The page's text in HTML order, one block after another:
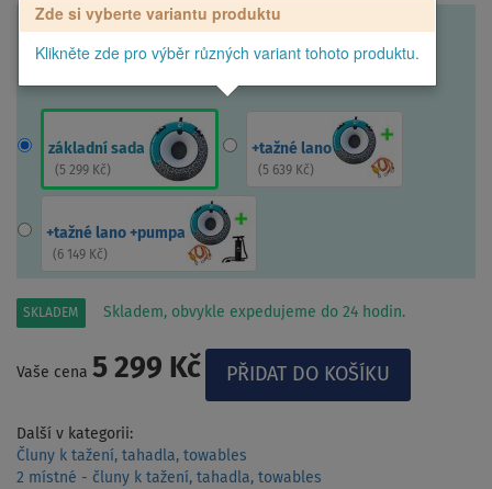
Zde si vyberte variantu produktu
Klikněte zde pro výběr různých variant tohoto produktu.
základní sada
(5 299 Kč)
+tažné lano
(5 639 Kč)
+tažné lano +pumpa
(6 149 Kč)
SKLADEM Skladem, obvykle expedujeme do 24 hodin.
Vaše cena 5 299 Kč
Další v kategorii:
Čluny k tažení, tahadla, towables
2 místné - čluny k tažení, tahadla, towables